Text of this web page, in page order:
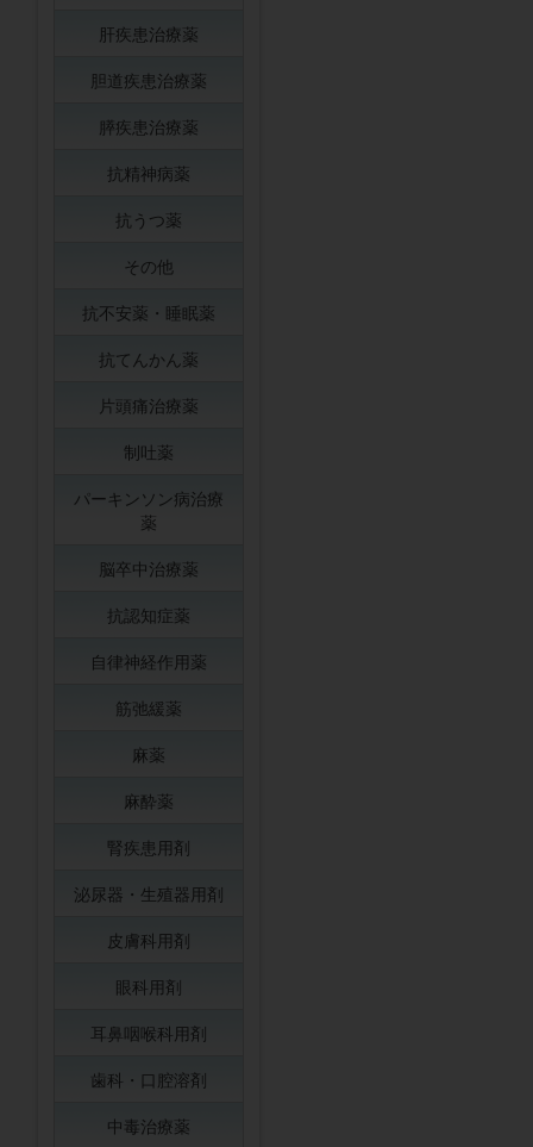
肝疾患治療薬
胆道疾患治療薬
膵疾患治療薬
抗精神病薬
抗うつ薬
その他
抗不安薬・睡眠薬
抗てんかん薬
片頭痛治療薬
制吐薬
パーキンソン病治療
薬
脳卒中治療薬
抗認知症薬
自律神経作用薬
筋弛緩薬
麻薬
麻酔薬
腎疾患用剤
泌尿器・生殖器用剤
皮膚科用剤
眼科用剤
耳鼻咽喉科用剤
歯科・口腔溶剤
中毒治療薬